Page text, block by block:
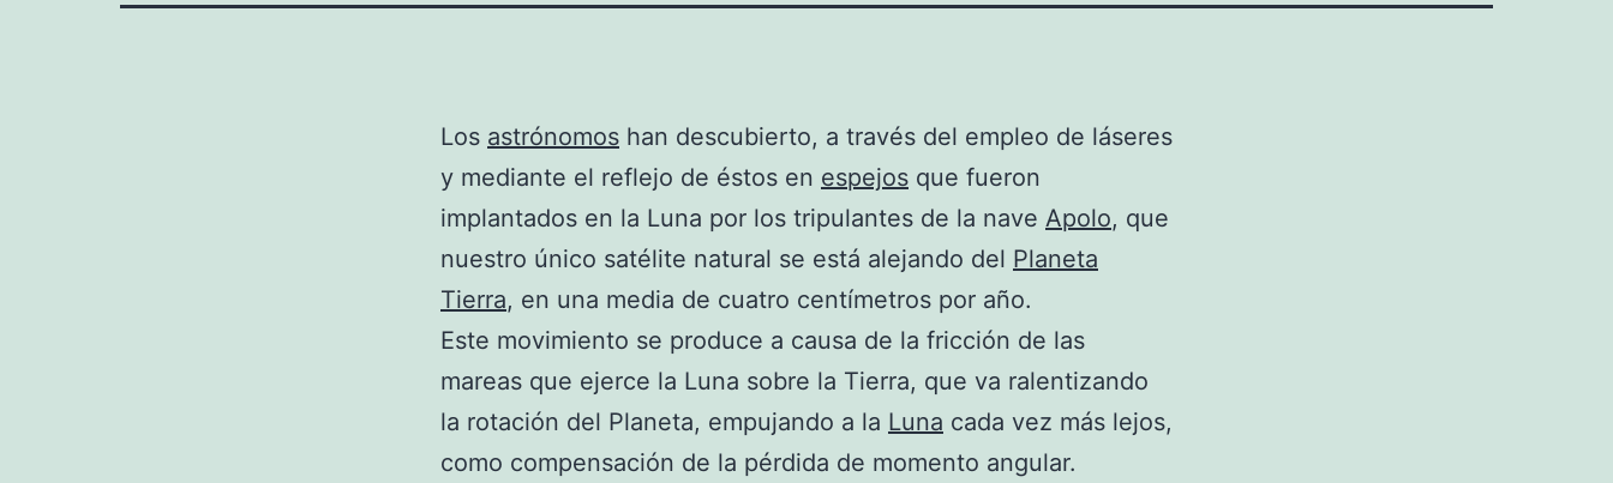
Los astrónomos han descubierto, a través del empleo de láseres
y mediante el reflejo de éstos en espejos que fueron
implantados en la Luna por los tripulantes de la nave Apolo, que
nuestro único satélite natural se está alejando del Planeta
Tierra, en una media de cuatro centímetros por año.
Este movimiento se produce a causa de la fricción de las
mareas que ejerce la Luna sobre la Tierra, que va ralentizando
la rotación del Planeta, empujando a la Luna cada vez más lejos,
como compensación de la pérdida de momento angular.